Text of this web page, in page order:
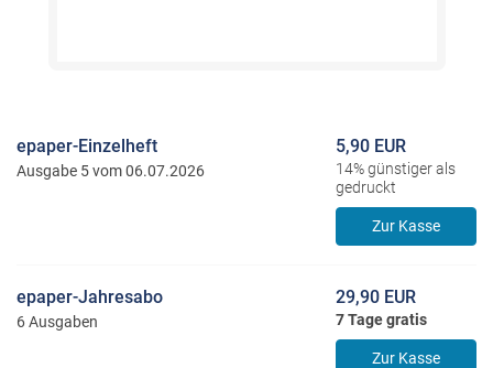
epaper-Einzelheft
Ausgabe 5 vom 06.07.2026
5,90 EUR
14% günstiger als
gedruckt
Zur Kasse
epaper-Jahresabo
6 Ausgaben
29,90 EUR
7 Tage gratis
Zur Kasse